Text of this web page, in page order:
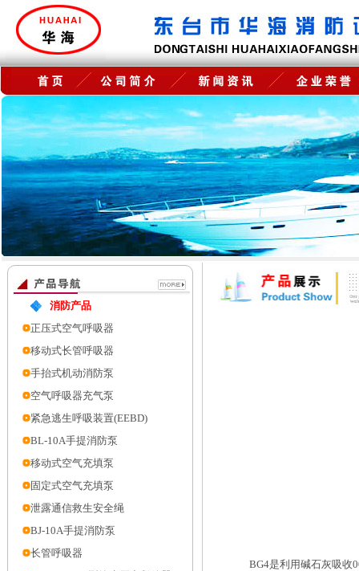
消防产品
正压式空气呼吸器
移动式长管呼吸器
手抬式机动消防泵
空气呼吸器充气泵
紧急逃生呼吸装置(EEBD)
BL-10A手提消防泵
移动式空气充填泵
固定式空气充填泵
泄露通信救生安全绳
BJ-10A手提消防泵
长管呼吸器
BG4是利用碱石灰吸收